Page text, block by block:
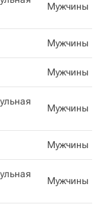
Мужчины
Мужчины
Мужчины
Мужчины
Мужчины
Мужчины